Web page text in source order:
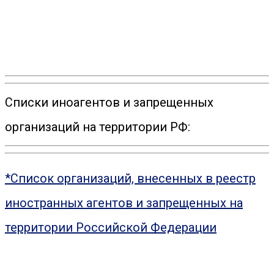
Списки иноагентов и запрещенных
организаций на территории РФ:
*Список организаций, внесенных в реестр
иностранных агентов и запрещенных на
территории Российской Федерации